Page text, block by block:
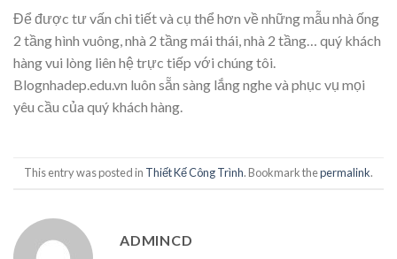
Để được tư vấn chi tiết và cụ thể hơn về những mẫu nhà ống
2 tầng hình vuông, nhà 2 tầng mái thái, nhà 2 tầng… quý khách
hàng vui lòng liên hệ trực tiếp với chúng tôi.
Blognhadep.edu.vn luôn sẵn sàng lắng nghe và phục vụ mọi
yêu cầu của quý khách hàng.
This entry was posted in Thiết Kế Công Trình. Bookmark thepermalink.
ADMINCD